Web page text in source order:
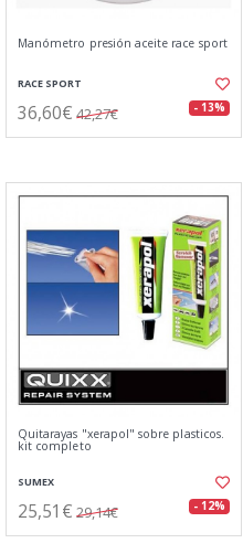
Manómetro presión aceite race sport
RACE SPORT
36,60€ 42,27€ - 13%
Quitarayas "xerapol" sobre plasticos.
kit completo
SUMEX
25,51€ 29,14€ - 12%